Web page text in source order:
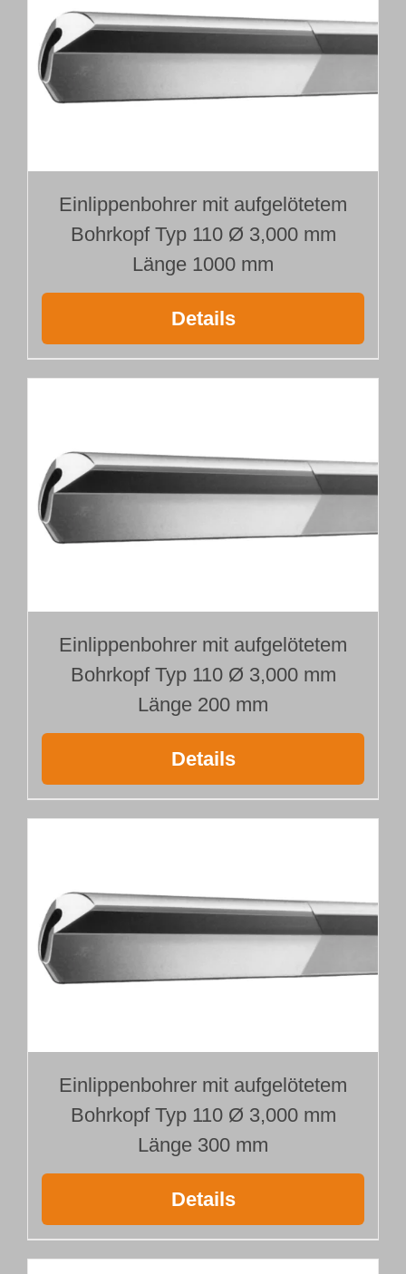
Einlippenbohrer mit aufgelötetem
Bohrkopf Typ 110 Ø 3,000 mm
Länge 1000 mm
Details
Einlippenbohrer mit aufgelötetem
Bohrkopf Typ 110 Ø 3,000 mm
Länge 200 mm
Details
Einlippenbohrer mit aufgelötetem
Bohrkopf Typ 110 Ø 3,000 mm
Länge 300 mm
Details